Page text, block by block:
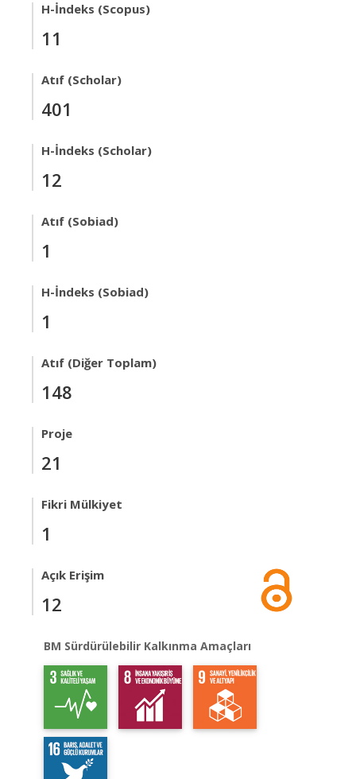
H-İndeks (Scopus)
11
Atıf (Scholar)
401
H-İndeks (Scholar)
12
Atıf (Sobiad)
1
H-İndeks (Sobiad)
1
Atıf (Diğer Toplam)
148
Proje
21
Fikri Mülkiyet
1
Açık Erişim
12
BM Sürdürülebilir Kalkınma Amaçları